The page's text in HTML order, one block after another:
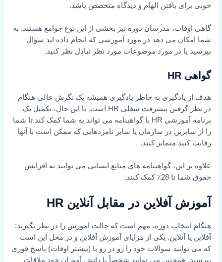
خوبی برای یافتن الهام و دیدگاه متخصص باشد.
گاهی اوقات، مدرسان دوره نیز بخشی از این نوع جوامع هستند. به
شما امکان می دهد در مورد آموزشی که انجام داده اید سؤال
بپرسید یا در مورد موضوعات مورد نظر تبادل نظر کنید.
گواهی HR
هدف از یادگیری به خاطر یادگیری همیشه یک نگرش عالی هنگام
در نظر گرفتن پیشرفت شغلی HR است. با این حال، تکمیل یک
برنامه آموزشی HR با گواهینامه می تواند به شما کمک کند تا شما
را از سایرین در سازمان یا سایر نامزدهایی که ممکن است با آنها
رقابت کنید متمایز کنید.
علاوه بر این، گواهینامه های منابع انسانی می توانند به افزایش
حقوق شما تا 28٪ کمک کنند.
آموزش آفلاین در مقابل آنلاین HR
هنگام انتخاب دوره، مهم است که حالت آموزش را در نظر بگیرید:
آفلاین یا آنلاین. یکی از مزایای آموزش آفلاین و در محل این است
که می توانید سوالات خود را رو در رو با (بیشتر اوقات) پاسخ فوری
بپرسید. همچنین می توانید شخصاً با دانش آموزان خود ملاقات